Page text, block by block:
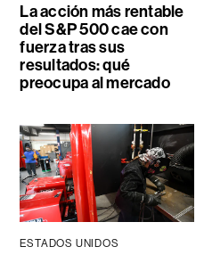
La acción más rentable
del S&P 500 cae con
fuerza tras sus
resultados: qué
preocupa al mercado
ESTADOS UNIDOS